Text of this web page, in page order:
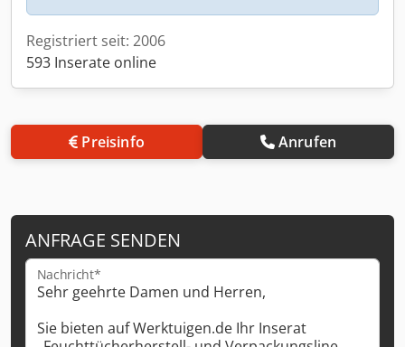
Registriert seit: 2006
593 Inserate online
Preisinfo Anrufen
ANFRAGE SENDEN
Nachricht*